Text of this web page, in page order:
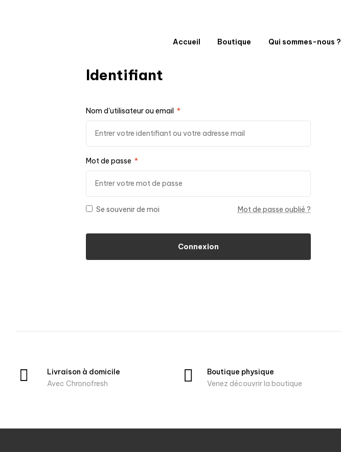
Accueil Boutique Qui sommes-nous ?
Identifiant
Nom d'utilisateur ou email *
Mot de passe *
Se souvenir de moi Mot de passe oublié ?
Connexion
Livraison à domicile
Avec Chronofresh
Boutique physique
Venez découvrir la boutique